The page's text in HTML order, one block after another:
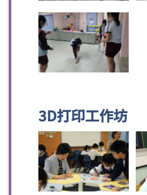
3D打印工作坊